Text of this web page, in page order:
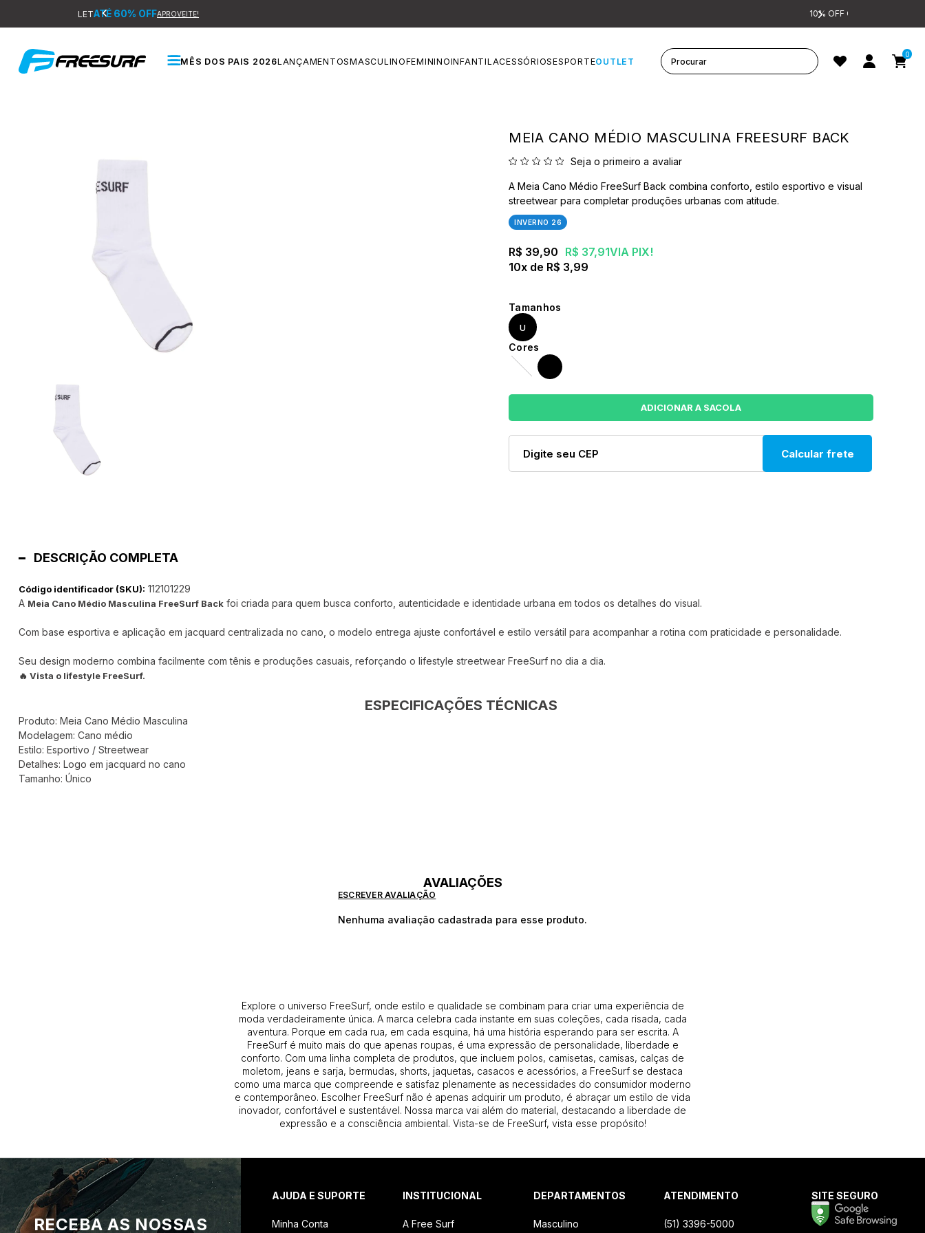
MÊS DOS PAIS 2026LANÇAMENTOSMASCULINOFEMININOINFANTIL ACESSÓRIOSESPORTEOUTLET
0
MEIA CANO MÉDIO MASCULINA FREESURF BACK
Seja o primeiro a avaliar
A Meia Cano Médio FreeSurf Back combina conforto, estilo esportivo e visual
streetwear para completar produções urbanas com atitude.
INVERNO 26
R$ 37,91VIA PIX!
R$ 39,90
10x
R$ 3,99
U
Calcular frete
DESCRIÇÃO COMPLETA
Código identificador (SKU): 112101229
A Meia Cano Médio Masculina FreeSurf Backfoi criada para quem busca conforto, autenticidade e identidade urbana em todos os detalhes do visual.
Com base esportiva e aplicação em jacquard centralizada no cano, o modelo entrega ajuste confortável e estilo versátil para acompanhar a rotina com praticidade e personalidade.
Seu design moderno combina facilmente com tênis e produções casuais, reforçando o lifestyle streetwear FreeSurf no dia a dia.
🔥 Vista o lifestyle FreeSurf.
ESPECIFICAÇÕES TÉCNICAS
Produto: Meia Cano Médio Masculina
Modelagem: Cano médio
Estilo: Esportivo / Streetwear
Detalhes: Logo em jacquard no cano
Tamanho: Único
AVALIAÇÕES
ESCREVER AVALIAÇÃO
Nenhuma avaliação cadastrada para esse produto.
Explore o universo FreeSurf, onde estilo e qualidade se combinam para criar uma experiência de
moda verdadeiramente única. A marca celebra cada instante em suas coleções, cada risada, cada
aventura. Porque em cada rua, em cada esquina, há uma história esperando para ser escrita. A
FreeSurf é muito mais do que apenas roupas, é uma expressão de personalidade, liberdade e
conforto. Com uma linha completa de produtos, que incluem polos, camisetas, camisas, calças de
moletom, jeans e sarja, bermudas, shorts, jaquetas, casacos e acessórios, a FreeSurf se destaca
como uma marca que compreende e satisfaz plenamente as necessidades do consumidor moderno
e contemporâneo. Escolher FreeSurf não é apenas adquirir um produto, é abraçar um estilo de vida
inovador, confortável e sustentável. Nossa marca vai além do material, destacando a liberdade de
expressão e a consciência ambiental. Vista-se de FreeSurf, vista esse propósito!
RECEBA AS NOSSAS
AJUDA E SUPORTE
Minha Conta
INSTITUCIONAL
A Free Surf
DEPARTAMENTOS
Masculino
ATENDIMENTO
(51) 3396-5000
SITE SEGURO